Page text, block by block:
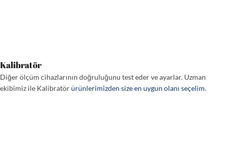
Kalibratör
Diğer ölçüm cihazlarının doğruluğunu test eder ve ayarlar. Uzman
ekibimiz ile Kalibratörürünlerimizden size en uygun olanı seçelim.